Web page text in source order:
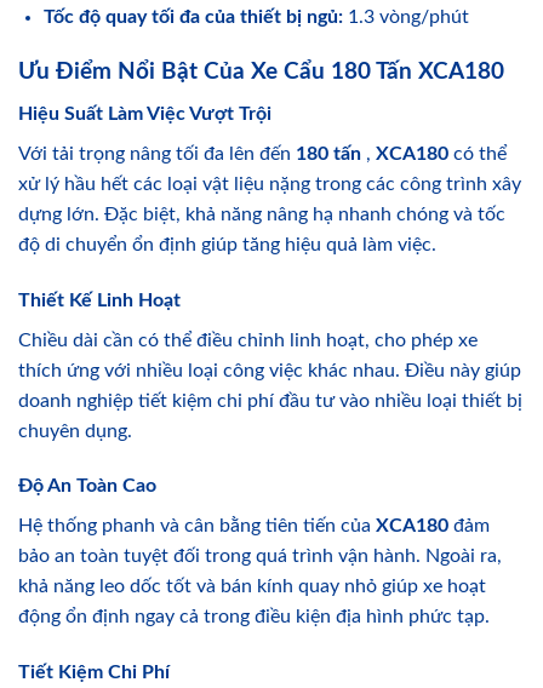
Tốc độ quay tối đa của thiết bị ngủ: 1.3 vòng/phút
Ưu Điểm Nổi Bật Của Xe Cẩu 180 Tấn XCA180
Hiệu Suất Làm Việc Vượt Trội
Với tải trọng nâng tối đa lên đến 180 tấn , XCA180 có thể
xử lý hầu hết các loại vật liệu nặng trong các công trình xây
dựng lớn. Đặc biệt, khả năng nâng hạ nhanh chóng và tốc
độ di chuyển ổn định giúp tăng hiệu quả làm việc.
Thiết Kế Linh Hoạt
Chiều dài cần có thể điều chỉnh linh hoạt, cho phép xe
thích ứng với nhiều loại công việc khác nhau. Điều này giúp
doanh nghiệp tiết kiệm chi phí đầu tư vào nhiều loại thiết bị
chuyên dụng.
Độ An Toàn Cao
Hệ thống phanh và cân bằng tiên tiến của XCA180 đảm
bảo an toàn tuyệt đối trong quá trình vận hành. Ngoài ra,
khả năng leo dốc tốt và bán kính quay nhỏ giúp xe hoạt
động ổn định ngay cả trong điều kiện địa hình phức tạp.
Tiết Kiệm Chi Phí